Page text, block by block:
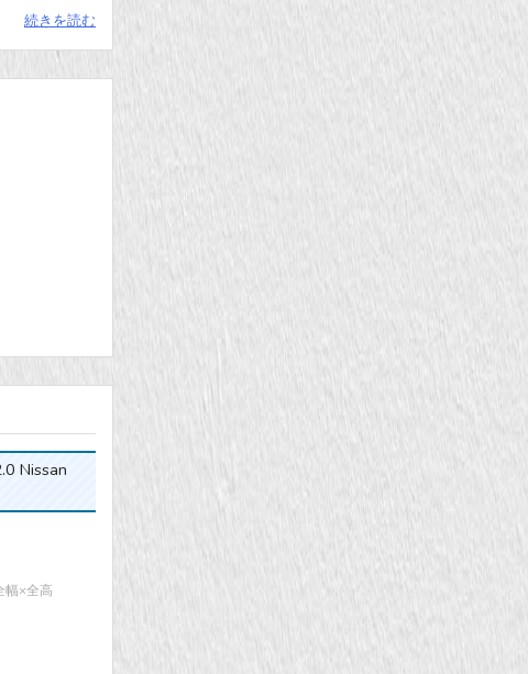
続きを読む
Nissan
×全高